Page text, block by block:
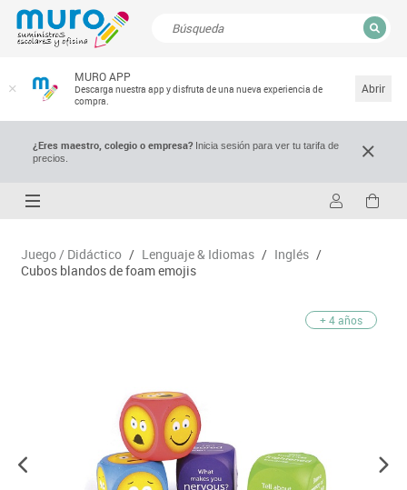
MURO APP
Descarga nuestra app y disfruta de una nueva experiencia de
compra.
Abrir
¿Eres maestro, colegio o empresa?Inicia sesión para ver tu tarifa de
precios.
Juego / Didáctico / Lenguaje & Idiomas / Inglés /
Cubos blandos de foam emojis
+ 4 años